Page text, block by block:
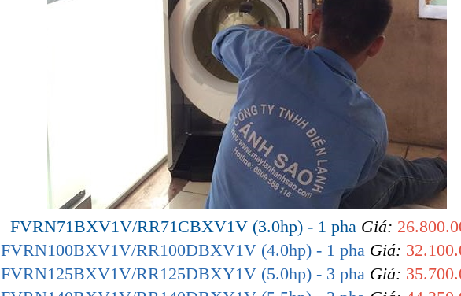
FVRN71BXV1V/RR71CBXV1V (3.0hp) - 1 pha Giá:
FVRN100BXV1V/RR100DBXV1V (4.0hp) - 1 pha Giá:
FVRN125BXV1V/RR125DBXY1V (5.0hp) - 3 pha Giá: